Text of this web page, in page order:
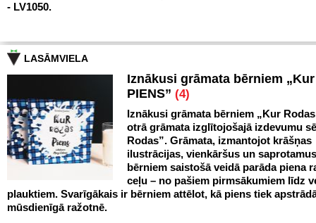
- LV1050.
LASĀMVIELA
Iznākusi grāmata bērniem
PIENS” (4)
Iznākusi grāmata bērniem „Kur
otrā grāmata izglītojošajā izdevumu
Rodas”. Grāmata, izmantojot krāšņas
ilustrācijas, vienkāršus un
bērniem saistošā veidā parāda piena
ceļu – no pašiem pirmsākumiem līdz
plauktiem. Svarīgākais ir bērniem attēlot, kā piens tiek
mūsdienīgā ražotnē.